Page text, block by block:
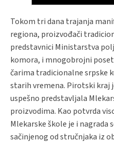
Tokom tri dana trajanja
regiona, proizvođači
predstavnici Ministarstva
komora, i mnogobrojni
čarima tradicionalne srpske
starih vremena. Pirotski kraj
uspešno predstavljala
proizvodima. Kao potvrda
Mlekarske škole je i
sačinjenog od stručnjaka iz